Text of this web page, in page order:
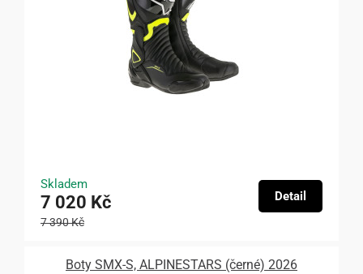
Skladem
7 020 Kč
7 390 Kč
Detail
Boty SMX-S, ALPINESTARS (černé) 2026